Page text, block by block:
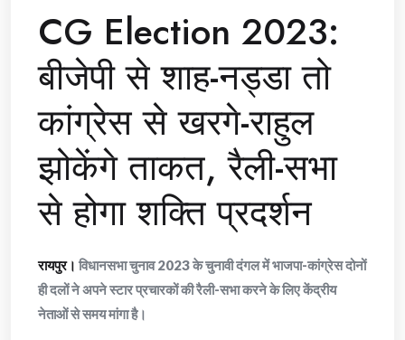
CG Election 2023:
बीजेपी से शाह-नड्डा तो
कांग्रेस से खरगे-राहुल
झोकेंगे ताकत, रैली-सभा
से होगा शक्ति प्रदर्शन
रायपुर। विधानसभा चुनाव 2023 के चुनावी दंगल में भाजपा-कांग्रेस दोनों
ही दलों ने अपने स्टार प्रचारकों की रैली-सभा करने के लिए केंद्रीय
नेताओं से समय मांगा है।